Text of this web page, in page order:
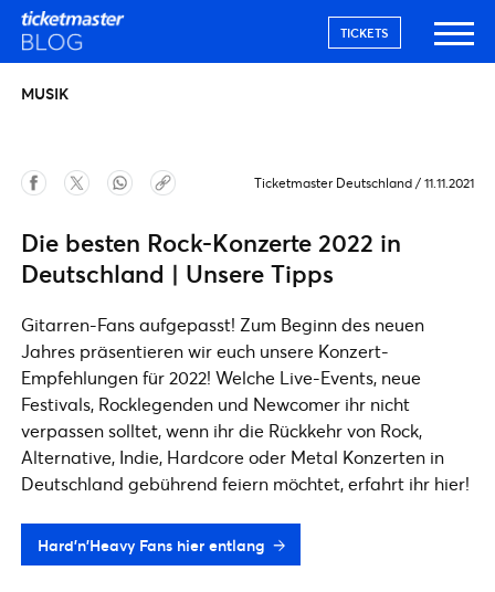
TICKETS
MUSIK
Ticketmaster Deutschland / 11.11.2021
Die besten Rock-Konzerte 2022 in
Deutschland | Unsere Tipps
Gitarren-Fans aufgepasst! Zum Beginn des neuen
Jahres präsentieren wir euch unsere Konzert-
Empfehlungen für 2022! Welche Live-Events, neue
Festivals, Rocklegenden und Newcomer ihr nicht
verpassen solltet, wenn ihr die Rückkehr von Rock,
Alternative, Indie, Hardcore oder Metal Konzerten in
Deutschland gebührend feiern möchtet, erfahrt ihr hier!
Hard'n'Heavy Fans hier entlang